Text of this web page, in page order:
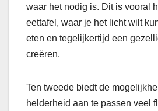
waar het nodig is. Dit is vooral
eettafel, waar je het licht wilt
eten en tegelijkertijd een
creëren.
Ten tweede biedt de
helderheid aan te passen veel